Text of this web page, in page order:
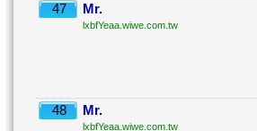
47 Mr.
lxbfYeaa.wiwe.com.tw
48 Mr.
lxbfYeaa.wiwe.com.tw